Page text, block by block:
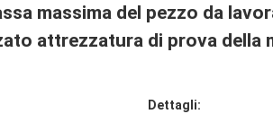
massima del pezzo da
attrezzatura di prova della
Dettagli: